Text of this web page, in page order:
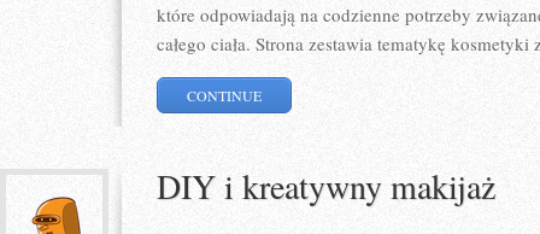
które odpowiadają na codzienne potrzeby
całego ciała. Strona zestawia tematykę kosmetyki
CONTINUE
DIY i kreatywny makijaż